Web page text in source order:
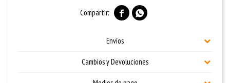
 
Envíos
Cambios y Devoluciones